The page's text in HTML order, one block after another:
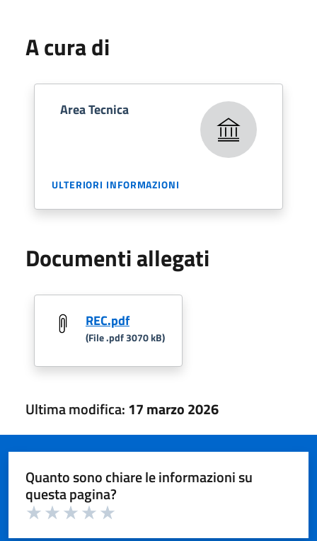
A cura di
Area Tecnica
ULTERIORI INFORMAZIONI
Documenti allegati
REC.pdf
(File .pdf 3070 kB)
Ultima modifica:17 marzo 2026
Quanto sono chiare le informazioni su
questa pagina?